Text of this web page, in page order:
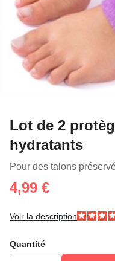
Lot de 2
hydratants
Pour des talons
4,99 €
Voir la description
Quantité